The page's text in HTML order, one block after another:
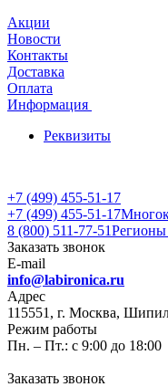
Акции
Новости
Контакты
Доставка
Оплата
Информация
Реквизиты
+7 (499) 455-51-17
+7 (499) 455-51-17
8 (800) 511-77-51
Заказать звонок
E-mail
info@labironica.ru
Адрес
115551, г. Москва,
Режим работы
Пн. – Пт.: с 9:00 до 18:00
Заказать звонок